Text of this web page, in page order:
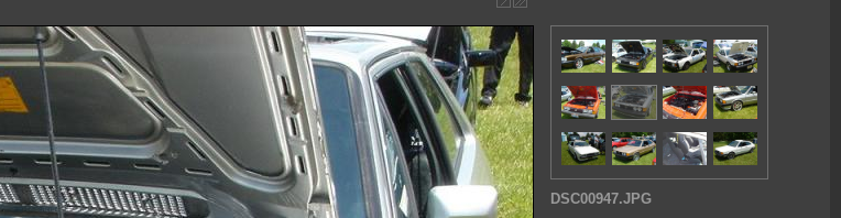
DSC00947.JPG